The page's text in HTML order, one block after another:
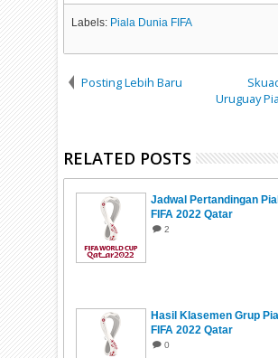
Labels: Piala Dunia FIFA
Posting Lebih Baru
Uruguay
RELATED POSTS
Jadwal Pertandingan
FIFA 2022 Qatar
2
Hasil Klasemen Grup
FIFA 2022 Qatar
0